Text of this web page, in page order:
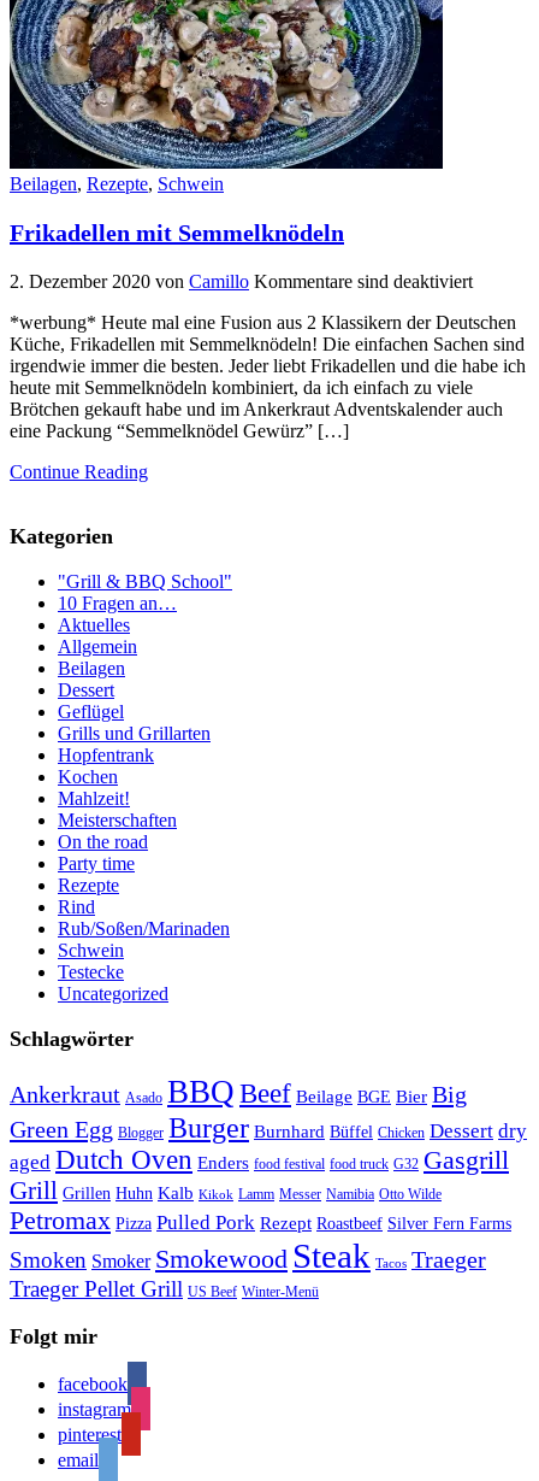
Beilagen, Rezepte, Schwein
Frikadellen mit Semmelknödeln
2. Dezember 2020 von Camillo Kommentare sind deaktiviert
*werbung* Heute mal eine Fusion aus 2 Klassikern der Deutschen
Küche, Frikadellen mit Semmelknödeln! Die einfachen Sachen sind
irgendwie immer die besten. Jeder liebt Frikadellen und die habe ich
heute mit Semmelknödeln kombiniert, da ich einfach zu viele
Brötchen gekauft habe und im Ankerkraut Adventskalender auch
eine Packung “Semmelknödel Gewürz” […]
Continue Reading
Kategorien
"Grill & BBQ School"
10 Fragen an…
Aktuelles
Allgemein
Beilagen
Dessert
Geflügel
Grills und Grillarten
Hopfentrank
Kochen
Mahlzeit!
Meisterschaften
On the road
Party time
Rezepte
Rind
Rub/Soßen/Marinaden
Schwein
Testecke
Uncategorized
Schlagwörter
Ankerkraut Asado BBQBeef Beilage BGE Bier Big
Green Egg Blogger Burger Burnhard Büffel Chicken Dessert dry
aged Dutch Oven Enders food festival food truck G32 Gasgrill
Grill Grillen Huhn Kalb Kikok Lamm Messer Namibia Otto Wilde
Petromax Pizza Pulled Pork Rezept Roastbeef Silver Fern Farms
Smoken Smoker Smokewood Steak Tacos Traeger
Traeger Pellet Grill US Beef Winter-Menü
Folgt mir
facebook
instagram
pinterest
email